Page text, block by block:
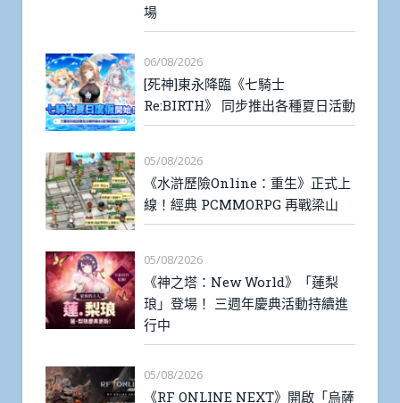
場
06/08/2026
[死神]東永降臨《七騎士
Re:BIRTH》 同步推出各種夏日活動
05/08/2026
《水滸歷險Online：重生》正式上
線！經典 PCMMORPG 再戰梁山
05/08/2026
《神之塔：New World》「蓮梨
琅」登場！ 三週年慶典活動持續進
行中
05/08/2026
《RF ONLINE NEXT》開啟「烏薩